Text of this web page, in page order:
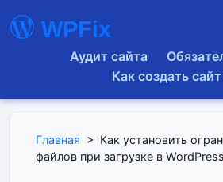
WPFix
Аудит сайта
Как создать
Главная > Как установить
файлов при загрузке в WordPress